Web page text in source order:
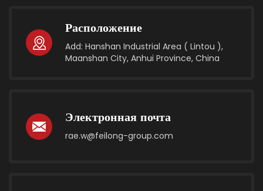
Расположение
Add: Hanshan Industrial Area ( Lintou ),
Maanshan City, Anhui Province, China
Электронная почта
rae.w@feilong-group.com